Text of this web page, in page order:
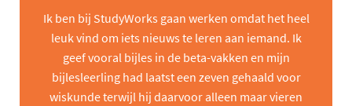
Ik ben bij StudyWorks gaan werken omdat het heel
leuk vind om iets nieuws te leren aan iemand. Ik
geef vooral bijles in de beta-vakken en mijn
bijlesleerling had laatst een zeven gehaald voor
wiskunde terwijl hij daarvoor alleen maar vieren